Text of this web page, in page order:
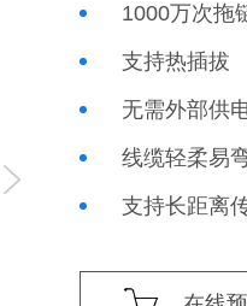
1000万次拖
支持热插拔
无需外部供
线缆轻柔易
支持长距离